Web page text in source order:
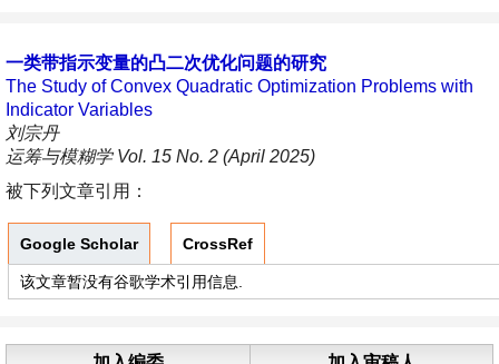
一类带指示变量的凸二次优化问题的研究
The Study of Convex Quadratic Optimization Problems with
Indicator Variables
刘宗丹
运筹与模糊学 Vol. 15 No. 2 (April 2025)
被下列文章引用：
Google Scholar CrossRef
该文章暂没有谷歌学术引用信息.